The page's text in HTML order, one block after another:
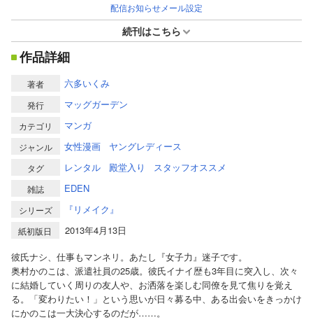
配信お知らせメール設定
続刊はこちら
作品詳細
著者 六多いくみ
発行 マッグガーデン
カテゴリ マンガ
ジャンル 女性漫画 ヤングレディース
タグ レンタル 殿堂入り スタッフオススメ
雑誌 EDEN
シリーズ 『リメイク』
紙初版日
2013年4月13日
彼氏ナシ、仕事もマンネリ。あたし『女子力』迷子です。
奥村かのこは、派遣社員の25歳。彼氏イナイ歴も3年目に突入し、次々
に結婚していく周りの友人や、お洒落を楽しむ同僚を見て焦りを覚え
る。「変わりたい！」という思いが日々募る中、ある出会いをきっかけ
にかのこは一大決心するのだが……。